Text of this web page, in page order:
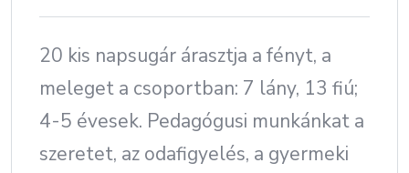
20 kis napsugár árasztja a fényt, a
meleget a csoportban: 7 lány, 13 fiú;
4-5 évesek. Pedagógusi munkánkat a
szeretet, az odafigyelés, a gyermeki